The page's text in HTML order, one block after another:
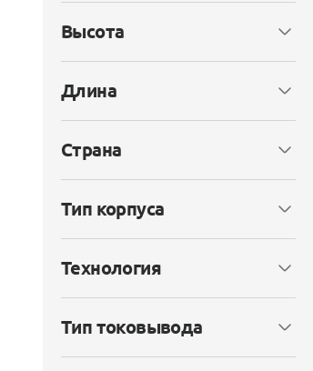
Высота
Длина
Страна
Тип корпуса
Технология
Тип токовывода